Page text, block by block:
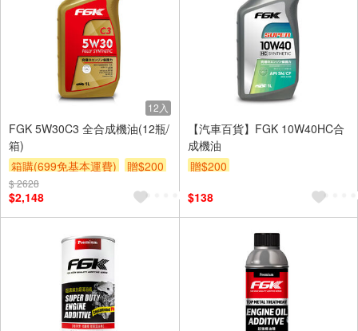
12入
FGK 5W30C3 全合成機油(12瓶/
箱)
箱購(699免基本運費)
贈$200
$ 2628
$2,148
【汽車百貨】FGK 10W40HC合
成機油
贈$200
$138